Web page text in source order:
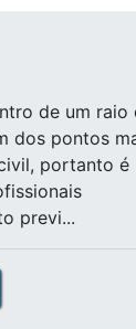
de um raio
dos pontos
portanto é
previ...